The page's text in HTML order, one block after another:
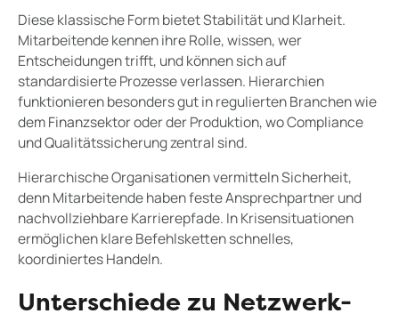
Diese klassische Form bietet Stabilität und Klarheit.
Mitarbeitende kennen ihre Rolle, wissen, wer
Entscheidungen trifft, und können sich auf
standardisierte Prozesse verlassen. Hierarchien
funktionieren besonders gut in regulierten Branchen wie
dem Finanzsektor oder der Produktion, wo Compliance
und Qualitätssicherung zentral sind.
Hierarchische Organisationen vermitteln Sicherheit,
denn Mitarbeitende haben feste Ansprechpartner und
nachvollziehbare Karrierepfade. In Krisensituationen
ermöglichen klare Befehlsketten schnelles,
koordiniertes Handeln.
Unterschiede zu Netzwerk-